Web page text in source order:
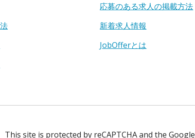
応募のある求人の掲載方法
新着求人情報
JobOfferとは
This site is protected by reCAPTCHA and the Google